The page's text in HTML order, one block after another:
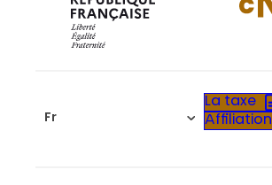
Fr
La taxe
Affiliation